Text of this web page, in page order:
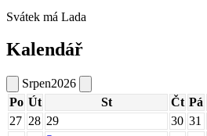
Svátek má Lada
Kalendář
Srpen2026
Po Út St Čt Pá
27 28 29 30 31